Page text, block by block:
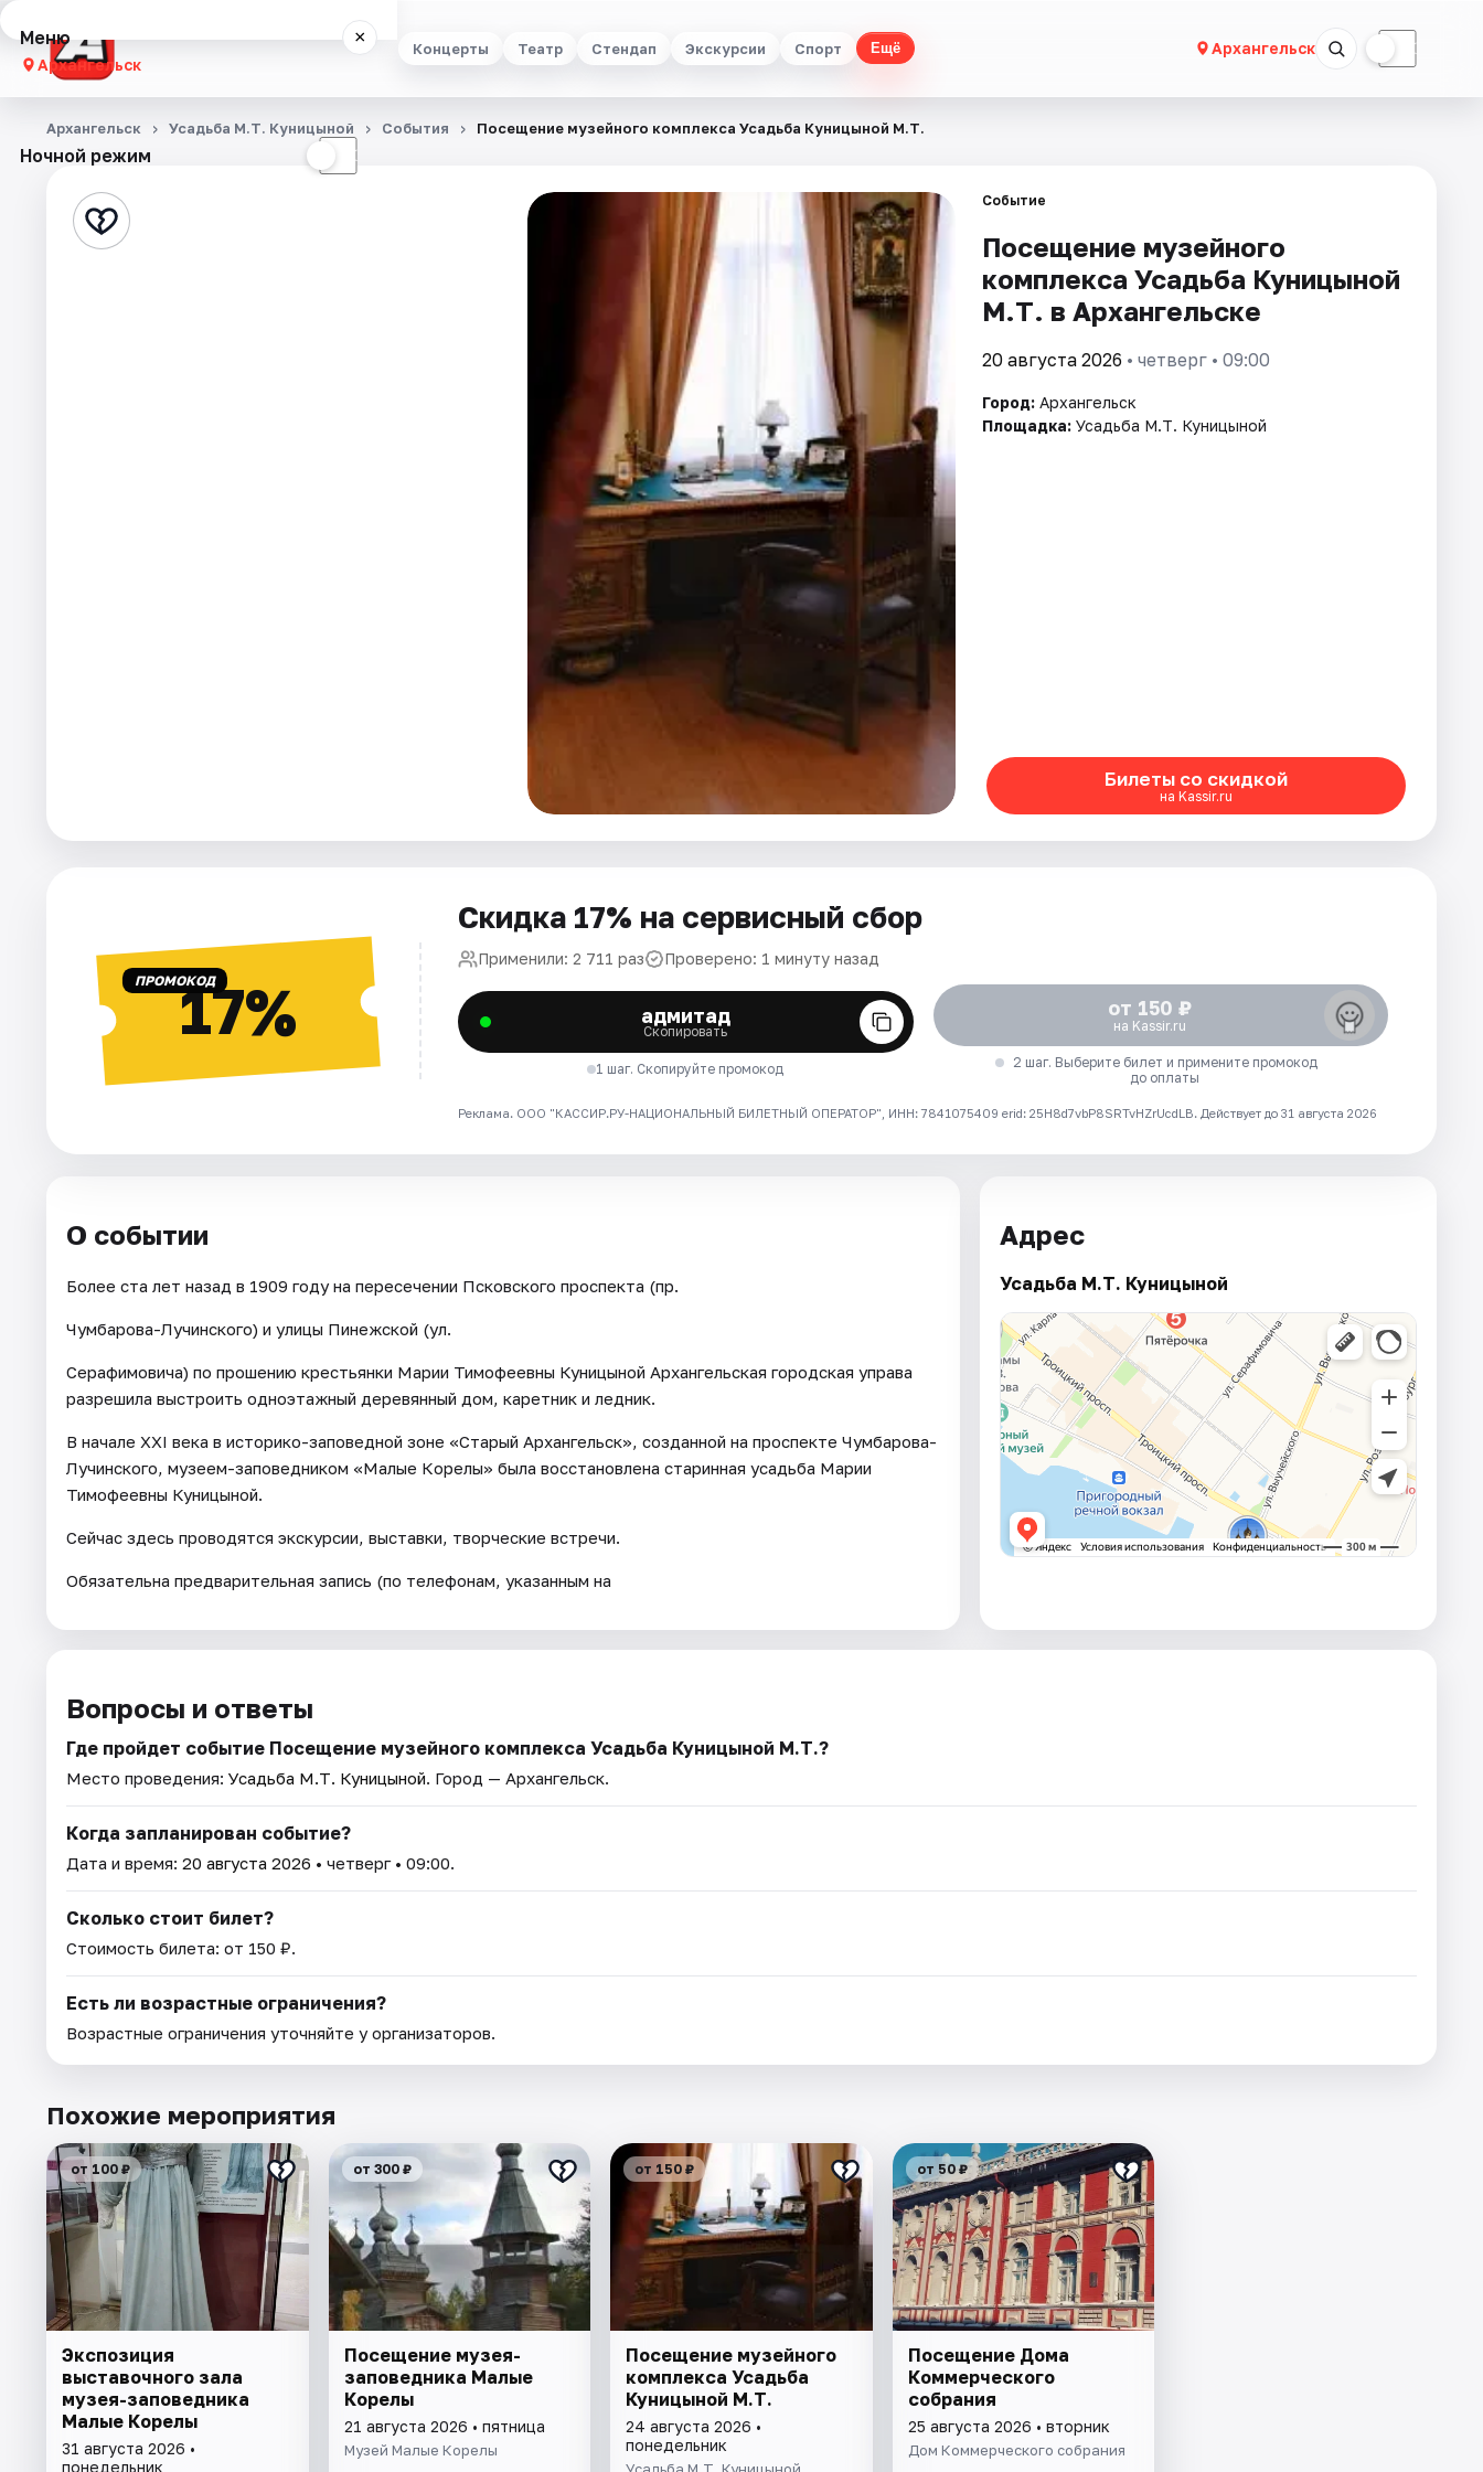
Концерты Театр Стендап Экскурсии Спорт Ещё Архангельск ☾
Меню ×
Архангельск
Концерты
Стендап
Ночной режим ☾
Архангельск Усадьба М.Т. Куницыной События Посещение музейного комплекса Усадьба Куницыной М.Т.
Событие
Посещение музейного
комплекса Усадьба Куницыной
М.Т. в Архангельске
20 августа 2026 • четверг • 09:00
Город: Архангельск
Площадка: Усадьба М.Т. Куницыной
Билеты со скидкой
на Kassir.ru
ПРОМОКОД17%
Скидка 17% на сервисный сбор
Применили: 2 711 раз Проверено: 1 минуту назад
адмитад
Скопировать
1 шаг. Скопируйте промокод
от 150 ₽
на Kassir.ru
2 шаг. Выберите билет и примените промокод
до оплаты
Реклама. ООО "КАССИР.РУ-НАЦИОНАЛЬНЫЙ БИЛЕТНЫЙ ОПЕРАТОР", ИНН: 7841075409 erid: 25H8d7vbP8SRTvHZrUcdLB. Действует до 31 августа 2026
О событии
Более ста лет назад в 1909 году на пересечении Псковского проспекта (пр.
Чумбарова-Лучинского) и улицы Пинежской (ул.
Серафимовича) по прошению крестьянки Марии Тимофеевны Куницыной Архангельская городская управа
разрешила выстроить одноэтажный деревянный дом, каретник и ледник.
В начале ХХI века в историко-заповедной зоне «Старый Архангельск», созданной на проспекте Чумбарова-
Лучинского, музеем-заповедником «Малые Корелы» была восстановлена старинная усадьба Марии
Тимофеевны Куницыной.
Сейчас здесь проводятся экскурсии, выставки, творческие встречи.
Обязательна предварительная запись (по телефонам, указанным на
Адрес
Усадьба М.Т. Куницыной
Вопросы и ответы
Где пройдет событие Посещение музейного комплекса Усадьба Куницыной М.Т.?
Место проведения: Усадьба М.Т. Куницыной. Город — Архангельск.
Когда запланирован событие?
Дата и время: 20 августа 2026 • четверг • 09:00.
Сколько стоит билет?
Стоимость билета: от 150 ₽.
Есть ли возрастные ограничения?
Возрастные ограничения уточняйте у организаторов.
Похожие мероприятия
от 100 ₽
Экспозиция
выставочного зала
музея-заповедника
Малые Корелы
31 августа 2026 •
понедельник
от 300 ₽
Посещение музея-
заповедника Малые
Корелы
21 августа 2026 • пятница
Музей Малые Корелы
от 150 ₽
Посещение музейного
комплекса Усадьба
Куницыной М.Т.
24 августа 2026 •
понедельник
Усадьба М.Т. Куницыной
от 50 ₽
Посещение Дома
Коммерческого
собрания
25 августа 2026 • вторник
Дом Коммерческого собрания